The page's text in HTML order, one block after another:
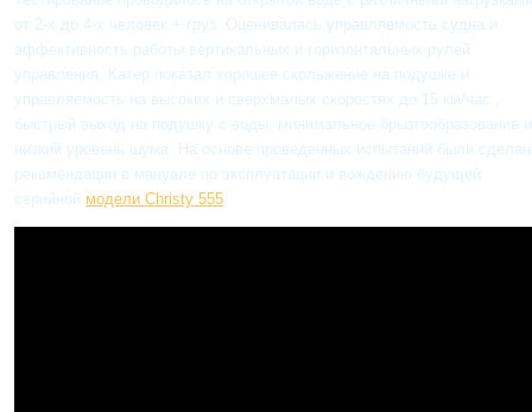
от 2-х до 4-х человек + груз. Оценивалась управляемость судна и
эффективность работы вертикальных и горизонтальных рулей
управления. Катер показал хорошее скольжение на подушке и
управляемость на высоких и сверхмалых скоростях до 15 км/час.,
быстрый выход на подушку с воды, минимальное брызгообразование и
низкий уровень шума. На основе проведенных испытаний были
рекомендации в мануале по эксплуатации и вождению будущей
серийной модели Christy 555